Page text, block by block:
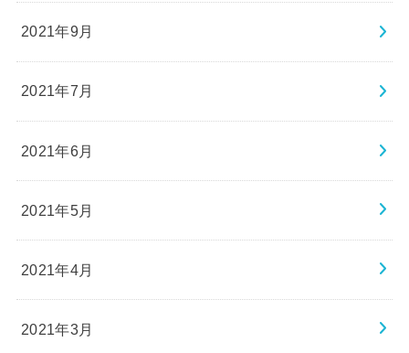
2021年9月
2021年7月
2021年6月
2021年5月
2021年4月
2021年3月